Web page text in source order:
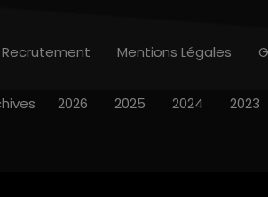
Recrutement Mentions Légales
2026 2025 2024 2023